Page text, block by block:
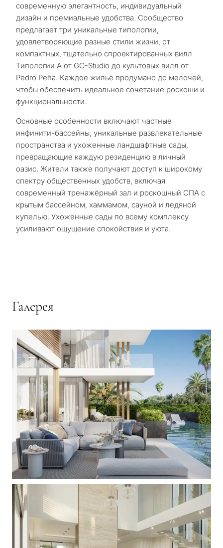
современную элегантность, индивидуальный
дизайн и премиальные удобства. Сообщество
предлагает три уникальные типологии,
удовлетворяющие разные стили жизни, от
компактных, тщательно спроектированных вилл
Типологии A от GC-Studio до культовых вилл от
Pedro Peña. Каждое жильё продумано до мелочей,
чтобы обеспечить идеальное сочетание роскоши и
функциональности.
Основные особенности включают частные
инфинити-бассейны, уникальные развлекательные
пространства и ухоженные ландшафтные сады,
превращающие каждую резиденцию в личный
оазис. Жители также получают доступ к широкому
спектру общественных удобств, включая
современный тренажёрный зал и роскошный СПА с
крытым бассейном, хаммамом, сауной и ледяной
купелью. Ухоженные сады по всему комплексу
усиливают ощущение спокойствия и уюта.
Галерея